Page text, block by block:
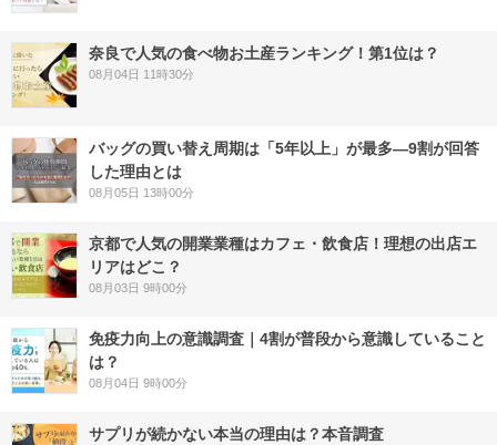
奈良で人気の食べ物お土産ランキング！第1位は？
08月04日 11時30分
バッグの買い替え周期は「5年以上」が最多―9割が回答
した理由とは
08月05日 13時00分
京都で人気の開業業種はカフェ・飲食店！理想の出店エ
リアはどこ？
08月03日 9時00分
免疫力向上の意識調査｜4割が普段から意識していること
は？
08月04日 9時00分
サプリが続かない本当の理由は？本音調査